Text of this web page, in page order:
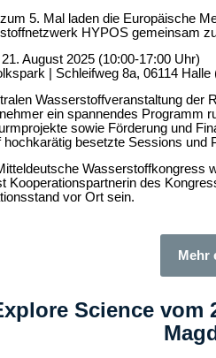
5. Mal laden die Europäische
HYPOS gemeinsam
21. August 2025 (10:00-17:00 Uhr)
| Schleifweg 8a, 06114 Halle
Wasserstoffveranstaltung der
ein spannendes Programm
sowie Förderung und
hochkarätig besetzte Sessions und
Wasserstoffkongress
Kooperationspartnerin des
vor Ort sein.
Mehr
Science vom